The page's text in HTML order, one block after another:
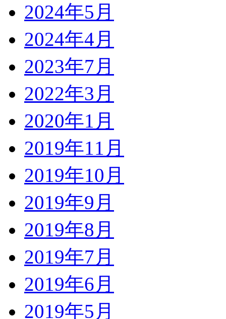
2024年5月
2024年4月
2023年7月
2022年3月
2020年1月
2019年11月
2019年10月
2019年9月
2019年8月
2019年7月
2019年6月
2019年5月